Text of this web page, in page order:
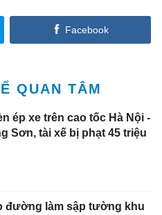
Facebook
QUAN TÂM
ép xe trên cao tốc Hà Nội -
Sơn, tài xế bị phạt 45 triệu
đường làm sập tường khu